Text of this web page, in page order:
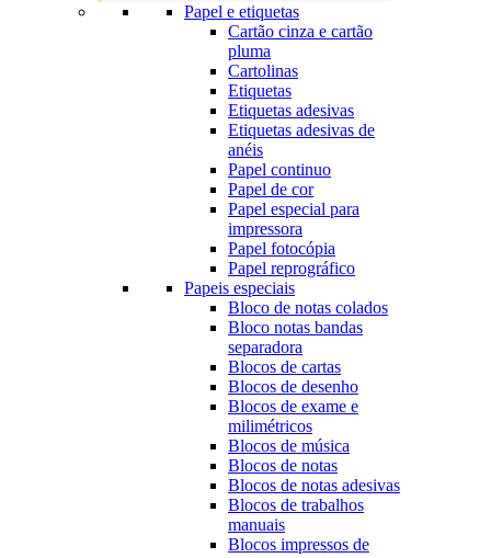
Papel e etiquetas
Cartão cinza e cartão
pluma
Cartolinas
Etiquetas
Etiquetas adesivas
Etiquetas adesivas de
anéis
Papel continuo
Papel de cor
Papel especial para
impressora
Papel fotocópia
Papel reprográfico
Papeis especiais
Bloco de notas colados
Bloco notas bandas
separadora
Blocos de cartas
Blocos de desenho
Blocos de exame e
milimétricos
Blocos de música
Blocos de notas
Blocos de notas adesivas
Blocos de trabalhos
manuais
Blocos impressos de